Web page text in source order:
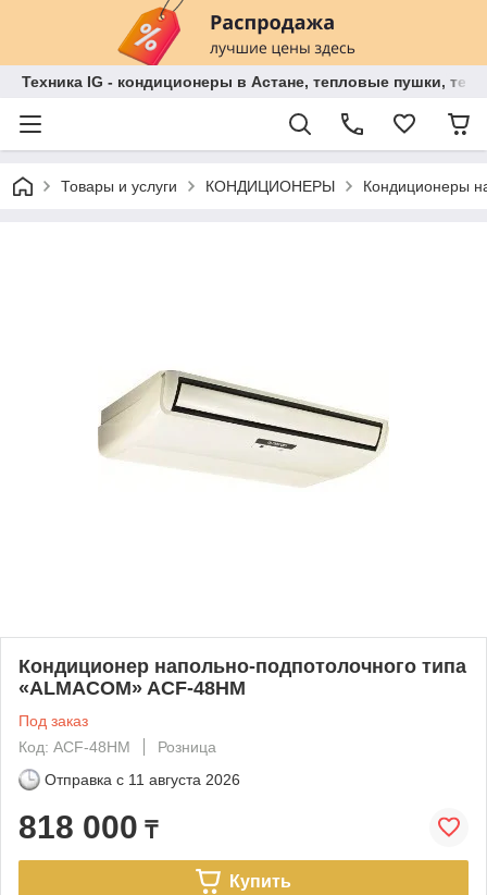
Техника IG - кондиционеры в Астане, тепловые пушки,
Товары и услуги КОНДИЦИОНЕРЫ Кондиционеры
Кондиционер напольно-подпотолочного типа
«ALMACOM» ACF-48HM
Под заказ
Код: ACF-48HM
Розница
Отправка с 11 августа 2026
818 000 ₸
Купить